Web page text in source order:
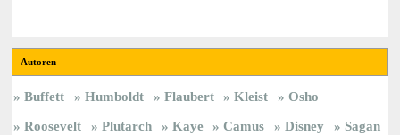
Autoren
Buffett Humboldt Flaubert Kleist
Osho
Roosevelt
Plutarch Kaye Camus Disney
Sagan